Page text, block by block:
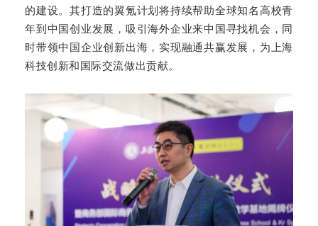
的建设。其打造的翼氪计划将持续帮助全球知名高校青
年到中国创业发展，吸引海外企业来中国寻找机会，同
时带领中国企业创新出海，实现融通共赢发展，为上海
科技创新和国际交流做出贡献。